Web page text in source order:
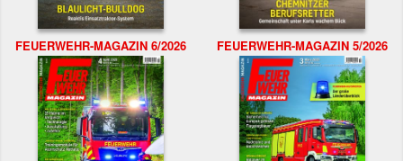
FEUERWEHR-MAGAZIN 6/2026 FEUERWEHR-MAGAZIN 5/2026